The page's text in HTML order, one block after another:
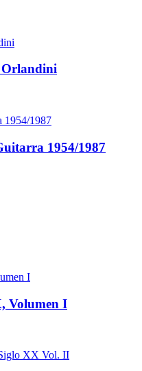
Orlandini
1954/1987
Volumen I